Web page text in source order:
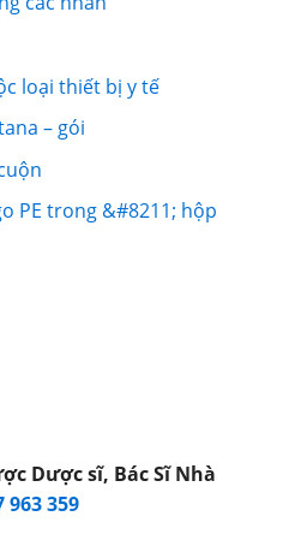
loại thiết bị y tế
– gói
PE trong &#8211; hộp
Dược sĩ, Bác Sĩ Nhà
963 359